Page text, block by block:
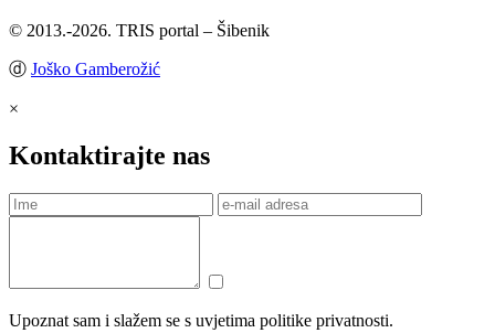
© 2013.-2026. TRIS portal – Šibenik
ⓓ Joško Gamberožić
×
Kontaktirajte nas
Upoznat sam i slažem se s uvjetima politike privatnosti.